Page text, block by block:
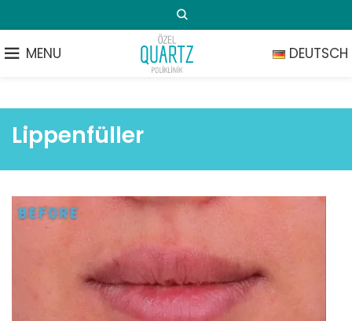
MENU DEUTSCH
Lippenfüller